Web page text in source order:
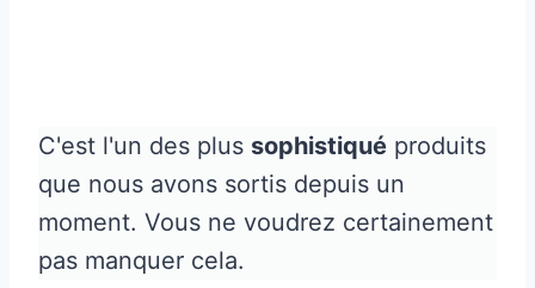
C'est l'un des plus sophistiqué produits
que nous avons sortis depuis un
moment. Vous ne voudrez certainement
pas manquer cela.